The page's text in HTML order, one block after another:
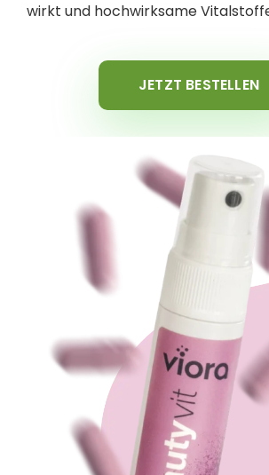
wirkt und hochwirksame
JETZT BESTELLEN